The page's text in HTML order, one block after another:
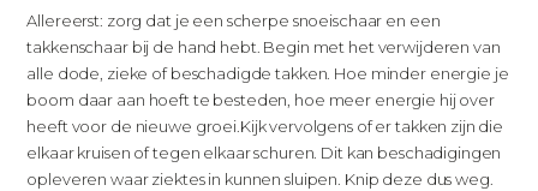
Allereerst: zorg dat je een scherpe snoeischaar en een
takkenschaar bij de hand hebt. Begin met het verwijderen van
alle dode, zieke of beschadigde takken. Hoe minder energie je
boom daar aan hoeft te besteden, hoe meer energie hij over
heeft voor de nieuwe groei. Kijk vervolgens of er takken zijn die
elkaar kruisen of tegen elkaar schuren. Dit kan beschadigingen
opleveren waar ziektes in kunnen sluipen. Knip deze dus weg.